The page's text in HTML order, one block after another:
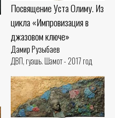
Посвящение Уста Олиму. Из
цикла «Импровизация в
джазовом ключе»
Дамир Рузыбаев
ДВП, гуашь. Шамот - 2017 год